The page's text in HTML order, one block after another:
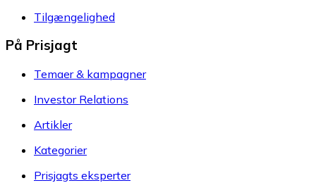
Tilgængelighed
På Prisjagt
Temaer & kampagner
Investor Relations
Artikler
Kategorier
Prisjagts eksperter